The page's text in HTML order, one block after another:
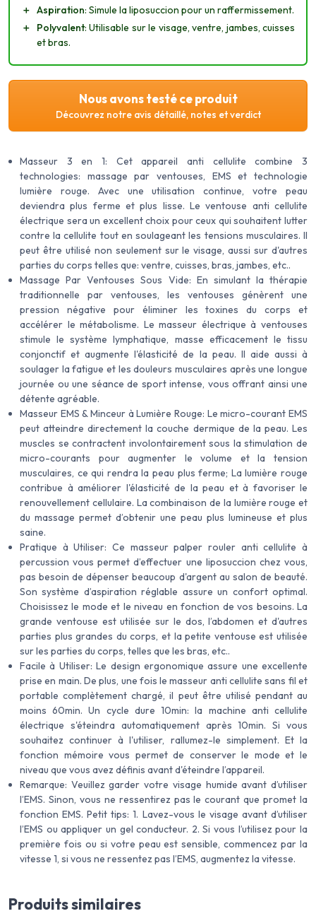
＋ Aspiration: Simule la liposuccion pour un raffermissement.
＋
Polyvalent: Utilisable sur le visage, ventre, jambes, cuisses
et bras.
Nous avons testé ce produit
Découvrez notre avis détaillé, notes et verdict
Masseur 3 en 1: Cet appareil anti cellulite combine 3
technologies: massage par ventouses, EMS et technologie
lumière rouge. Avec une utilisation continue, votre peau
deviendra plus ferme et plus lisse. Le ventouse anti cellulite
électrique sera un excellent choix pour ceux qui souhaitent lutter
contre la cellulite tout en soulageant les tensions musculaires. Il
peut être utilisé non seulement sur le visage, aussi sur d'autres
parties du corps telles que: ventre, cuisses, bras, jambes, etc..
Massage Par Ventouses Sous Vide: En simulant la thérapie
traditionnelle par ventouses, les ventouses génèrent une
pression négative pour éliminer les toxines du corps et
accélérer le métabolisme. Le masseur électrique à ventouses
stimule le système lymphatique, masse efficacement le tissu
conjonctif et augmente l'élasticité de la peau. Il aide aussi à
soulager la fatigue et les douleurs musculaires après une longue
journée ou une séance de sport intense, vous offrant ainsi une
détente agréable.
Masseur EMS & Minceur à Lumière Rouge: Le micro-courant EMS
peut atteindre directement la couche dermique de la peau. Les
muscles se contractent involontairement sous la stimulation de
micro-courants pour augmenter le volume et la tension
musculaires, ce qui rendra la peau plus ferme; La lumière rouge
contribue à améliorer l'élasticité de la peau et à favoriser le
renouvellement cellulaire. La combinaison de la lumière rouge et
du massage permet d’obtenir une peau plus lumineuse et plus
saine.
Pratique à Utiliser: Ce masseur palper rouler anti cellulite à
percussion vous permet d’effectuer une liposuccion chez vous,
pas besoin de dépenser beaucoup d'argent au salon de beauté.
Son système d’aspiration réglable assure un confort optimal.
Choisissez le mode et le niveau en fonction de vos besoins. La
grande ventouse est utilisée sur le dos, l’abdomen et d'autres
parties plus grandes du corps, et la petite ventouse est utilisée
sur les parties du corps, telles que les bras, etc..
Facile à Utiliser: Le design ergonomique assure une excellente
prise en main. De plus, une fois le masseur anti cellulite sans fil et
portable complètement chargé, il peut être utilisé pendant au
moins 60min. Un cycle dure 10min: la machine anti cellulite
électrique s'éteindra automatiquement après 10min. Si vous
souhaitez continuer à l'utiliser, rallumez-le simplement. Et la
fonction mémoire vous permet de conserver le mode et le
niveau que vous avez définis avant d'éteindre l’appareil.
Remarque: Veuillez garder votre visage humide avant d’utiliser
l’EMS. Sinon, vous ne ressentirez pas le courant que promet la
fonction EMS. Petit tips: 1. Lavez-vous le visage avant d’utiliser
l’EMS ou appliquer un gel conducteur. 2. Si vous l’utilisez pour la
première fois ou si votre peau est sensible, commencez par la
vitesse 1, si vous ne ressentez pas l’EMS, augmentez la vitesse.
Produits similaires